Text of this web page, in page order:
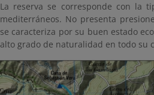
La reserva se corresponde con la
mediterráneos. No presenta
se caracteriza por su buen estado
alto grado de naturalidad en todo su